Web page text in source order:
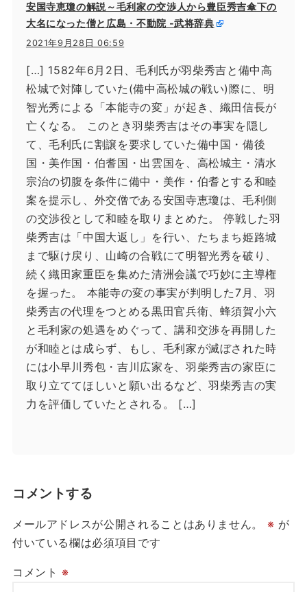
安国寺恵瓊の解説～毛利家の交渉人から豊臣秀吉傘下の
大名になった僧と広島・不動院 -武将辞典
2021年9月28日 06:59
[…] 1582年6月2日、毛利氏が羽柴秀吉と備中高
松城で対陣していた(備中高松城の戦い)際に、明
智光秀による「本能寺の変」が起き、織田信長が
亡くなる。 このとき羽柴秀吉はその事実を隠し
て、毛利氏に割譲を要求していた備中国・備後
国・美作国・伯耆国・出雲国を、高松城主・清水
宗治の切腹を条件に備中・美作・伯耆とする和睦
案を提示し、外交僧である安国寺恵瓊は、毛利側
の交渉役として和睦を取りまとめた。 停戦した羽
柴秀吉は「中国大返し」を行い、たちまち姫路城
まで駆け戻り、山崎の合戦にて明智光秀を破り、
続く織田家重臣を集めた清洲会議で巧妙に主導権
を握った。 本能寺の変の事実が判明した7月、羽
柴秀吉の代理をつとめる黒田官兵衛、蜂須賀小六
と毛利家の処遇をめぐって、講和交渉を再開した
が和睦とは成らず、もし、毛利家が滅ぼされた時
には小早川秀包・吉川広家を、羽柴秀吉の家臣に
取り立ててほしいと願い出るなど、羽柴秀吉の実
力を評価していたとされる。 […]
コメントする
メールアドレスが公開されることはありません。 ※ が
付いている欄は必須項目です
コメント ※